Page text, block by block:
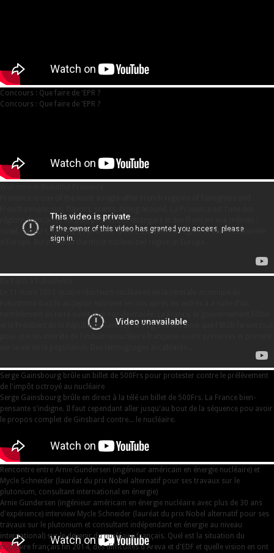
Concours : Que faire de 'EPR ?
Concours : Que faire de 'EPR ?
régions françaises les plus prisées des étrangers et des français eux-mêmes :
soleil, saveurs, senteurs, farniente. Mais c'est aussi la région la plus nucléarisée
d'Europe. But it is also the most nuclearized region in Europe
termblement de terre suivit d'un raz-de-marée. La France, le gouvernement Fillon
et le Présdient de la Répubique Sarkozy, la Pdg d'Areva ainsi que l'IRSN feront tout
Serge Gainsbourg brûle un billet de 500Frs pour protester contre le prélèvement
de l'impôt octroyé au nucléaire
Serge Gainsbourg brûle en direct à la télé un billet de 500Frs. La France bien-
pensante s'indigne. Il faut cependant aller jusqu'au bout de la séquence pou avoir
le propos complet de Ginsbard contre... le nucléaire.
Rencontre entre Arnie Gundersen (ingénieur américain en énergie nucléaire) et
Mycle Schneider (lauréat du prix Nobel alternatif pour ses travaux sur le
plutonium, consultant international en énergie)
Arnie Gundersen (ingénieur américain en énergie nucléaire avec plus de 30 ans
d'expérience) interview Mycle Schneider (lauréat du prix Nobel alternatif pour ses
travaux sur le plutonium et consultant indépendant en énergie au niveau
international) sur le devenir du nucléaire français. Quel est la situation du
nucléaire français fin 2014, des difficultés d'Areva et d'EDF et quelle vision en ont